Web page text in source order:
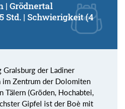
| Grödnertal
Std. | Schwierigkeit (4
Gralsburg der Ladiner
im Zentrum der Dolomiten
Tälern (Gröden, Hochabtei,
Gipfel ist der Boè mit